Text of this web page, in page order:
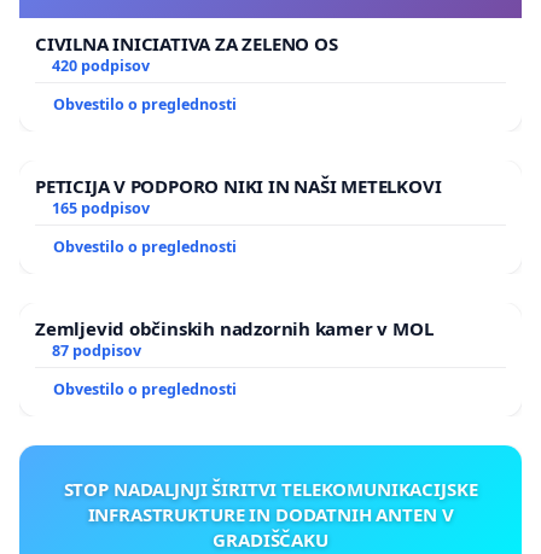
CIVILNA INICIATIVA ZA ZELENO OS
420 podpisov
Obvestilo o preglednosti
PETICIJA V PODPORO NIKI IN NAŠI METELKOVI
165 podpisov
Obvestilo o preglednosti
Zemljevid občinskih nadzornih kamer v MOL
87 podpisov
Obvestilo o preglednosti
STOP NADALJNJI ŠIRITVI TELEKOMUNIKACIJSKE
INFRASTRUKTURE IN DODATNIH ANTEN V
GRADIŠČAKU